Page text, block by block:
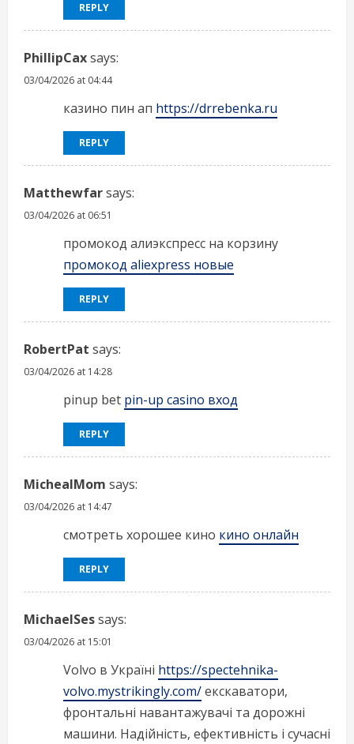
REPLY
PhillipCaxsays:
03/04/2026 at 04:44
казино пин ап https://drrebenka.ru
REPLY
Matthewfarsays:
03/04/2026 at 06:51
промокод алиэкспресс на корзину
промокод aliexpress новые
REPLY
RobertPat says:
03/04/2026 at 14:28
pinup bet pin-up casino вход
REPLY
MichealMom says:
03/04/2026 at 14:47
смотреть хорошее кино кино онлайн
REPLY
MichaelSessays:
03/04/2026 at 15:01
Volvo в Україні https://spectehnika-
volvo.mystrikingly.com/екскаватори,
фронтальні навантажувачі та дорожні
машини. Надійність, ефективність і сучасні